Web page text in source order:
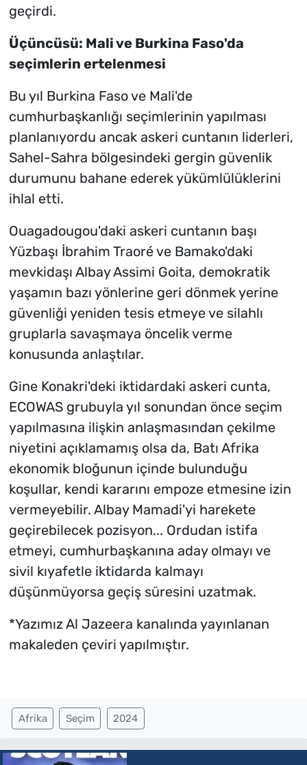
geçirdi.
Üçüncüsü: Mali ve Burkina Faso'da
seçimlerin ertelenmesi
Bu yıl Burkina Faso ve Mali'de
cumhurbaşkanlığı seçimlerinin yapılması
planlanıyordu ancak askeri cuntanın liderleri,
Sahel-Sahra bölgesindeki gergin güvenlik
durumunu bahane ederek yükümlülüklerini
ihlal etti.
Ouagadougou'daki askeri cuntanın başı
Yüzbaşı İbrahim Traoré ve Bamako'daki
mevkidaşı Albay Assimi Goita, demokratik
yaşamın bazı yönlerine geri dönmek yerine
güvenliği yeniden tesis etmeye ve silahlı
gruplarla savaşmaya öncelik verme
konusunda anlaştılar.
Gine Konakri'deki iktidardaki askeri cunta,
ECOWAS grubuyla yıl sonundan önce seçim
yapılmasına ilişkin anlaşmasından çekilme
niyetini açıklamamış olsa da, Batı Afrika
ekonomik bloğunun içinde bulunduğu
koşullar, kendi kararını empoze etmesine izin
vermeyebilir. Albay Mamadi'yi harekete
geçirebilecek pozisyon... Ordudan istifa
etmeyi, cumhurbaşkanına aday olmayı ve
sivil kıyafetle iktidarda kalmayı
düşünmüyorsa geçiş süresini uzatmak.
*Yazımız Al Jazeera kanalında yayınlanan
makaleden çeviri yapılmıştır.
Afrika Seçim 2024